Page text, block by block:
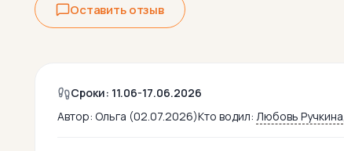
Оставить отзыв
Сроки: 11.06-17.06.2026
Автор: Ольга (02.07.2026)Кто водил: Любовь Ручкина,